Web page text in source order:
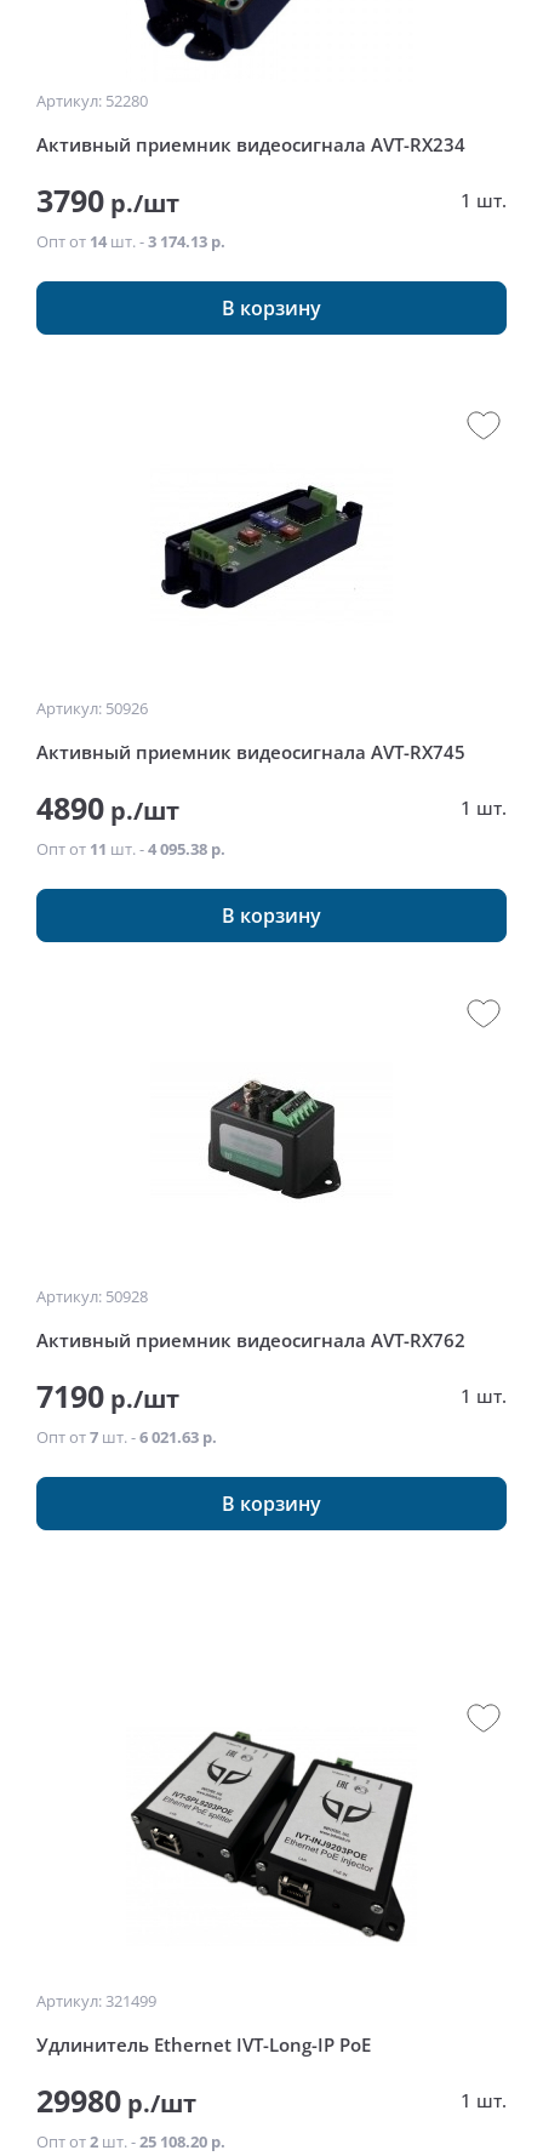
Артикул: 52280
Активный приемник видеосигнала AVT-RX234
3790 р./шт 1 шт.
Опт от 14 шт. -3 174.13 р.
В корзину
Артикул: 50926
Активный приемник видеосигнала AVT-RX745
4890 р./шт 1 шт.
Опт от 11 шт. -4 095.38 р.
В корзину
Артикул: 50928
Активный приемник видеосигнала AVT-RX762
7190 р./шт 1 шт.
Опт от7 шт. -6 021.63 р.
В корзину
Артикул: 321499
Удлинитель Ethernet IVT-Long-IP PoE
29980 р./шт 1 шт.
Опт от2 шт. -25 108.20 р.